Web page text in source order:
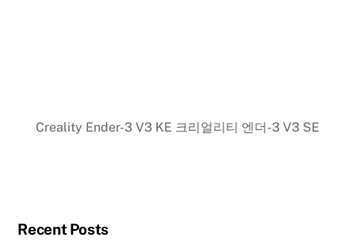
Creality Ender-3 V3 KE 크리얼리티 엔더-3 V3 SE
Recent Posts